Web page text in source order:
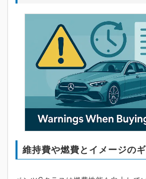
維持費や燃費とイメージの